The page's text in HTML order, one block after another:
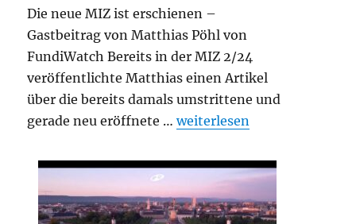
Die neue MIZ ist erschienen –
Gastbeitrag von Matthias Pöhl von
FundiWatch Bereits in der MIZ 2/24
veröffentlichte Matthias einen Artikel
über die bereits damals umstrittene und
gerade neu eröffnete …„Vom „großen Plan
weiterlesen